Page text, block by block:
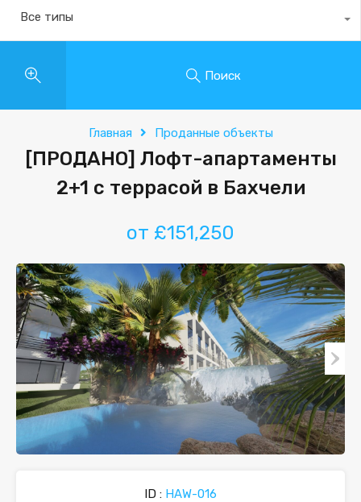
Все типы
Поиск
Главная Проданные объекты
[ПРОДАНО] Лофт-апартаменты
2+1 с террасой в Бахчели
от £151,250
ID : HAW-016